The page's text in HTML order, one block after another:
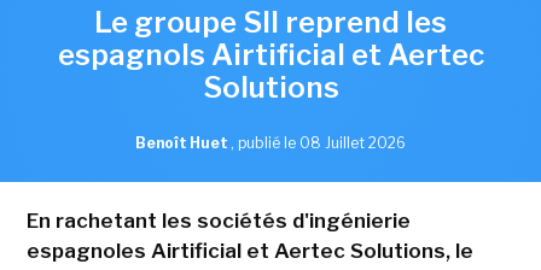
Le groupe SII reprend les
espagnols Airtificial et Aertec
Solutions
Benoît Huet , publié le 08 Juillet 2026
En rachetant les sociétés d'ingénierie
espagnoles Airtificial et Aertec Solutions, le